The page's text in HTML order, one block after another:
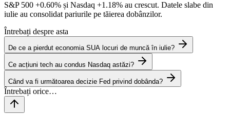
S&P 500 +0.60% și Nasdaq +1.18% au crescut. Datele slabe din
iulie au consolidat pariurile pe tăierea dobânzilor.
Întrebați despre asta
De ce a pierdut economia SUA locuri de muncă în iulie?
Ce acțiuni tech au condus Nasdaq astăzi?
Când va fi următoarea decizie Fed privind dobânda?